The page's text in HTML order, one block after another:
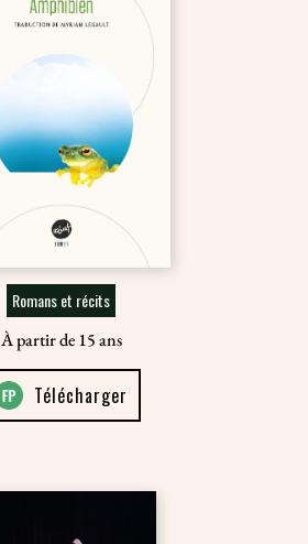
Romans et récits
À partir de 15 ans
Télécharger